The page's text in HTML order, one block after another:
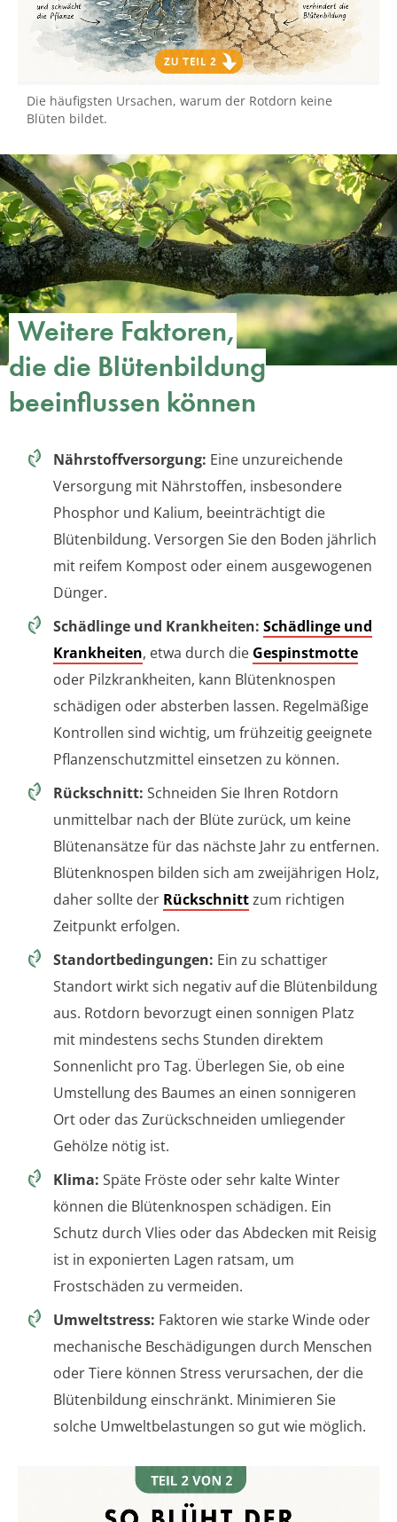
Die häufigsten Ursachen, warum der Rotdorn keine
Blüten bildet.
Weitere Faktoren,
die die Blütenbildung
beeinflussen können
Nährstoffversorgung: Eine unzureichende
Versorgung mit Nährstoffen, insbesondere
Phosphor und Kalium, beeinträchtigt die
Blütenbildung. Versorgen Sie den Boden jährlich
mit reifem Kompost oder einem ausgewogenen
Dünger.
Schädlinge und Krankheiten: Schädlinge und
Krankheiten, etwa durch die Gespinstmotte
oder Pilzkrankheiten, kann Blütenknospen
schädigen oder absterben lassen. Regelmäßige
Kontrollen sind wichtig, um frühzeitig geeignete
Pflanzenschutzmittel einsetzen zu können.
Rückschnitt: Schneiden Sie Ihren Rotdorn
unmittelbar nach der Blüte zurück, um keine
Blütenansätze für das nächste Jahr zu entfernen.
Blütenknospen bilden sich am zweijährigen Holz,
daher sollte der Rückschnittzum richtigen
Zeitpunkt erfolgen.
Standortbedingungen: Ein zu schattiger
Standort wirkt sich negativ auf die Blütenbildung
aus. Rotdorn bevorzugt einen sonnigen Platz
mit mindestens sechs Stunden direktem
Sonnenlicht pro Tag. Überlegen Sie, ob eine
Umstellung des Baumes an einen sonnigeren
Ort oder das Zurückschneiden umliegender
Gehölze nötig ist.
Klima: Späte Fröste oder sehr kalte Winter
können die Blütenknospen schädigen. Ein
Schutz durch Vlies oder das Abdecken mit Reisig
ist in exponierten Lagen ratsam, um
Frostschäden zu vermeiden.
Umweltstress: Faktoren wie starke Winde oder
mechanische Beschädigungen durch Menschen
oder Tiere können Stress verursachen, der die
Blütenbildung einschränkt. Minimieren Sie
solche Umweltbelastungen so gut wie möglich.